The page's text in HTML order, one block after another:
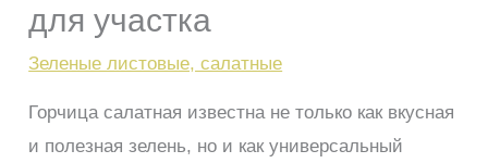
для участка
Зеленые листовые, салатные
Горчица салатная известна не только как вкусная
и полезная зелень, но и как универсальный